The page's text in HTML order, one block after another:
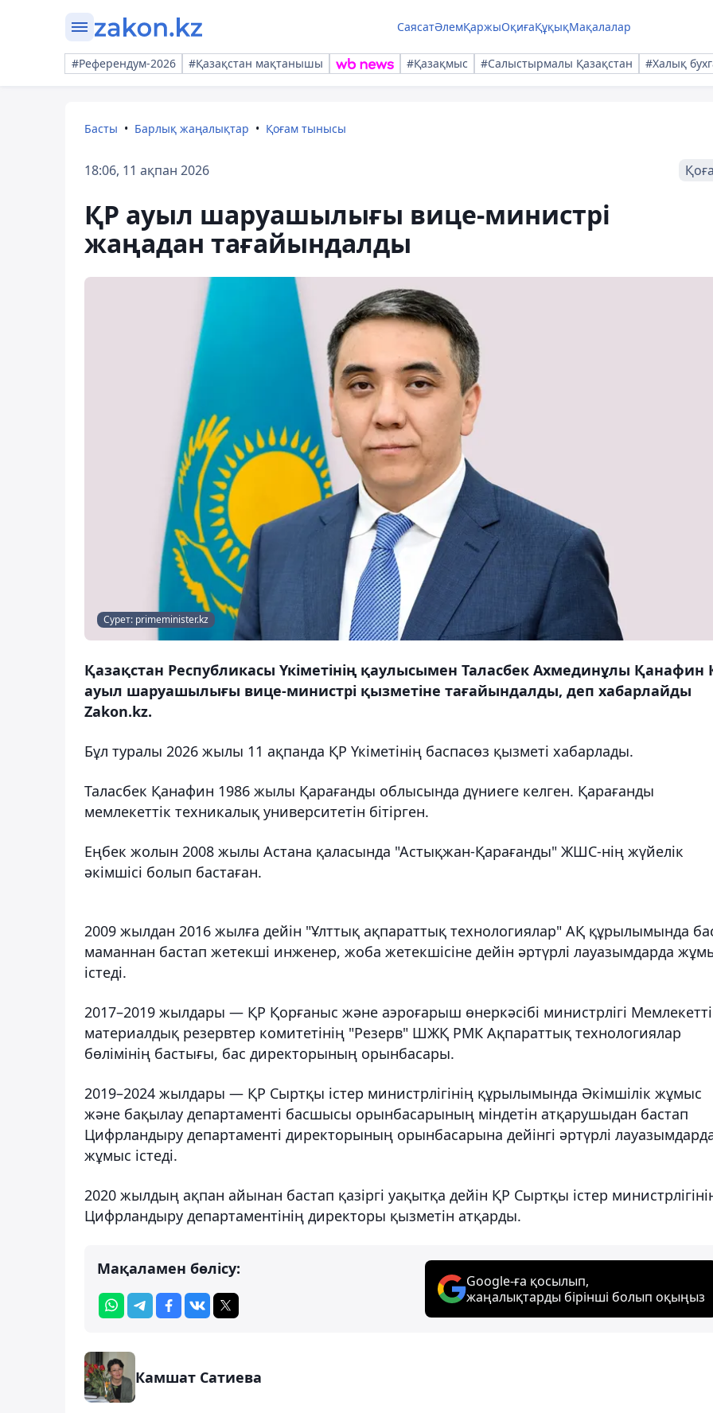
СаясатӘлемҚаржыОқиғаҚұқықМақалалар
#Референдум-2026 #Қазақстан мақтанышы #Қазақмыс #Салыстырмалы Қазақстан #Халық
Басты Барлық жаңалықтар Қоғам тынысы
18:06, 11 ақпан 2026
ҚР ауыл шаруашылығы вице-министрі
жаңадан тағайындалды
Сурет: primeminister.kz
Қазақстан Республикасы Үкіметінің қаулысымен Таласбек Ахмединұлы Қанафин
ауыл шаруашылығы вице-министрі қызметіне тағайындалды, деп хабарлайды
Zakon.kz.
Бұл туралы 2026 жылы 11 ақпанда ҚР Үкіметінің баспасөз қызметі хабарлады.
Таласбек Қанафин 1986 жылы Қарағанды облысында дүниеге келген. Қарағанды
мемлекеттік техникалық университетін бітірген.
Еңбек жолын 2008 жылы Астана қаласында "Астықжан-Қарағанды" ЖШС-нің жүйелік
әкімшісі болып бастаған.
2009 жылдан 2016 жылға дейін "Ұлттық ақпараттық технологиялар" АҚ құрылымында
маманнан бастап жетекші инженер, жоба жетекшісіне дейін әртүрлі лауазымдарда
істеді.
2017–2019 жылдары — ҚР Қорғаныс және аэроғарыш өнеркәсібі министрлігі
материалдық резервтер комитетінің "Резерв" ШЖҚ РМК Ақпараттық технологиялар
бөлімінің бастығы, бас директорының орынбасары.
2019–2024 жылдары — ҚР Сыртқы істер министрлігінің құрылымында Әкімшілік жұмыс
және бақылау департаменті басшысы орынбасарының міндетін атқарушыдан бастап
Цифрландыру департаменті директорының орынбасарына дейінгі әртүрлі
жұмыс істеді.
2020 жылдың ақпан айынан бастап қазіргі уақытқа дейін ҚР Сыртқы істер
Цифрландыру департаментінің директоры қызметін атқарды.
Мақаламен бөлісу:
Google-ға қосылып,
жаңалықтарды бірінші болып оқыңыз
Камшат Сатиева